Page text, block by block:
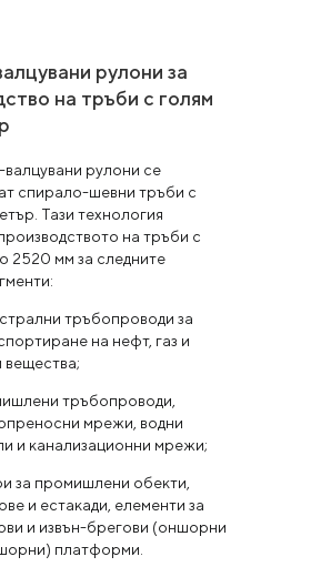
рулони за
на тръби с голям
рулони се
спирало-шевни тръби с
Тази технология
на тръби с
2520 мм за следните
тръбопроводи за
на нефт, газ и
вещества;
тръбопроводи,
мрежи, водни
и канализационни мрежи;
за промишлени обекти,
и естакади, елементи за
и извън-брегови (оншорни
платформи.